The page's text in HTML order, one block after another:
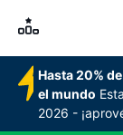
Hasta 20%
el mundo
2026 -